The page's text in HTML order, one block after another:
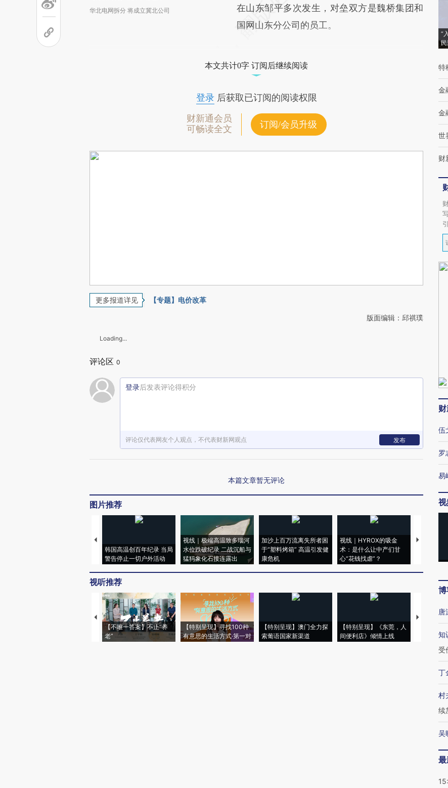
华北电网拆分 将成立冀北公司
在山东邹平多次发生，对垒双方是魏桥集团和
国网山东分公司的员工。
本文共计0字 订阅后继续阅读
登录后获取已订阅的阅读权限
财新通会员
可畅读全文
订阅/会员升级
更多报道详见 【专题】电价改革
版面编辑：邱祺璞
Loading...
评论区 0
登录后发表评论得积分
评论仅代表网友个人观点，不代表财新网观点 发布
本篇文章暂无评论
图片推荐
韩国高温创百年纪录 当局
警告停止一切户外活动
视线｜极端高温致多瑙河
水位跌破纪录 二战沉船与
猛犸象化石接连露出
加沙上百万流离失所者困
于“塑料烤箱” 高温引发健
康危机
视线｜HYROX的吸金
术：是什么让中产们甘
心“花钱找虐”？
马航飞行
视听推荐
【不唯一答案】不止“养
老”
【特别呈现】寻找100种
有意思的生活方式·第一对
【特别呈现】澳门全力探
索葡语国家新渠道
【特别呈现】《东莞，人
间便利店》倾情上线
【推广】
“
特
金
金
世
财
伍
罗
易
唐
知
受
丁
村
续
吴